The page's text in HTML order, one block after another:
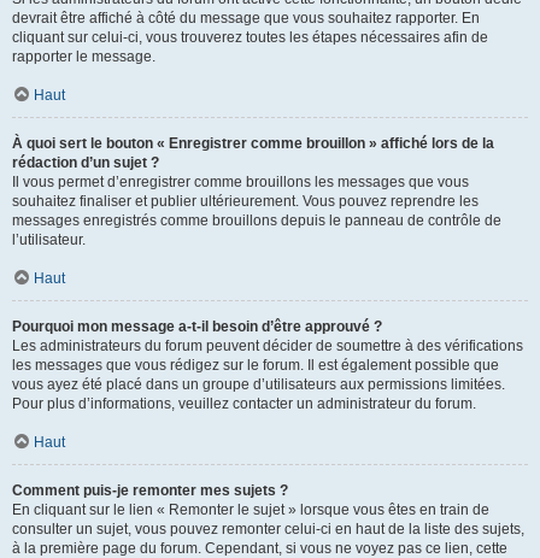
devrait être affiché à côté du message que vous souhaitez rapporter. En
cliquant sur celui-ci, vous trouverez toutes les étapes nécessaires afin de
rapporter le message.
Haut
À quoi sert le bouton « Enregistrer comme brouillon » affiché lors de la
rédaction d’un sujet ?
Il vous permet d’enregistrer comme brouillons les messages que vous
souhaitez finaliser et publier ultérieurement. Vous pouvez reprendre les
messages enregistrés comme brouillons depuis le panneau de contrôle de
l’utilisateur.
Haut
Pourquoi mon message a-t-il besoin d’être approuvé ?
Les administrateurs du forum peuvent décider de soumettre à des vérifications
les messages que vous rédigez sur le forum. Il est également possible que
vous ayez été placé dans un groupe d’utilisateurs aux permissions limitées.
Pour plus d’informations, veuillez contacter un administrateur du forum.
Haut
Comment puis-je remonter mes sujets ?
En cliquant sur le lien « Remonter le sujet » lorsque vous êtes en train de
consulter un sujet, vous pouvez remonter celui-ci en haut de la liste des sujets,
à la première page du forum. Cependant, si vous ne voyez pas ce lien, cette